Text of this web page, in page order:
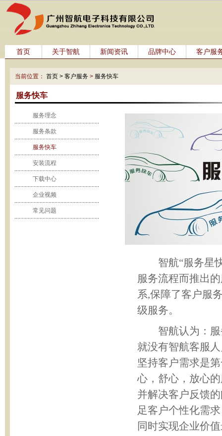
首页 关于智航 新闻资讯 品牌中心 客户服
当前位置： 首页 > 客户服务 > 服务快车
服务快车
服务理念
服务条款
服务快车
安装流程
下载中心
企业视频
常见问题
智航“服务星
服务流程而推出
系,保障了客户服
级服务。
智航认为：服
就没有智航客服
坚持客户需求是
心，舒心，放心
并解决客户反馈
足客户个性化需
同时实现企业价